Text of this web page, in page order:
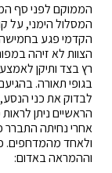
הממוקם לפני סף
המסלול הימני, על
הקדמי פגע בחמישה
הצוות לא זיהה
רץ בצד ותיקן
בגופי תאורה.
לבדוק את כני
הראשיים ניתן
אחרי נחיתה התברר
ולאחד מהמדחפים.
וההמראה באדום: